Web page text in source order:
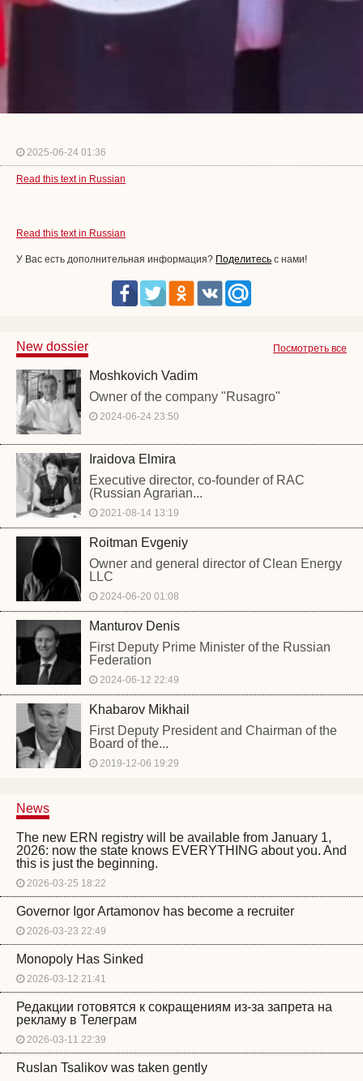
2025-06-24 01:36
Read this text in Russian
Read this text in Russian
У Вас есть дополнительная информация? Поделитесь с нами!
Посмотреть все
New dossier
Moshkovich Vadim
Owner of the company "Rusagro"
2024-06-24 23:50
Iraidova Elmira
Executive director, co-founder of RAC
(Russian Agrarian...
2021-08-14 13:19
Roitman Evgeniy
Owner and general director of Clean Energy
LLC
2024-06-20 01:08
Manturov Denis
First Deputy Prime Minister of the Russian
Federation
2024-06-12 22:49
Khabarov Mikhail
First Deputy President and Chairman of the
Board of the...
2019-12-06 19:29
News
The new ERN registry will be available from January 1,
2026: now the state knows EVERYTHING about you. And
this is just the beginning.
2026-03-25 18:22
Governor Igor Artamonov has become a recruiter
2026-03-23 22:49
Monopoly Has Sinked
2026-03-12 21:41
Редакции готовятся к сокращениям из-за запрета на
рекламу в Телеграм
2026-03-11 22:39
Ruslan Tsalikov was taken gently